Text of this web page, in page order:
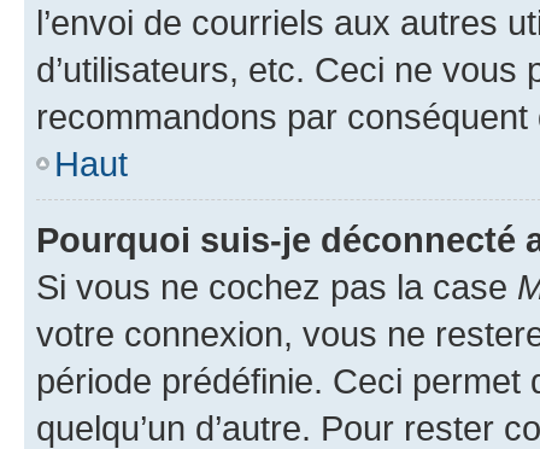
l’envoi de courriels aux autres
d’utilisateurs, etc. Ceci ne vous
recommandons par conséquent
Haut
Pourquoi suis-je déconnecté
Si vous ne cochez pas la case
votre connexion, vous ne
période prédéfinie. Ceci permet
quelqu’un d’autre. Pour rester